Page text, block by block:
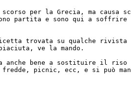
per la Grecia, ma causa
partita e sono qui a
trovata su qualche rivista
ve la mando.
bene a sostituire il riso
fredde, picnic, ecc, e si può